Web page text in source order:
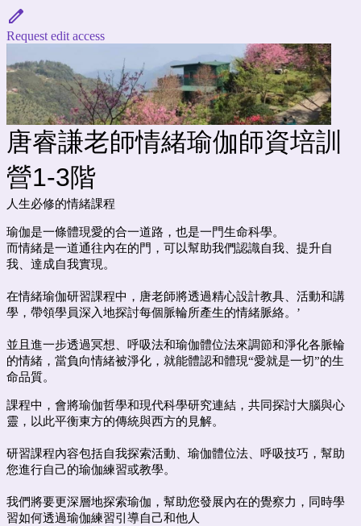
Request edit access
唐睿謙老師情緒瑜伽師資培訓
營1-3階
人生必修的情緒課程
瑜伽是一條體現愛的合一道路，也是一門生命科學。
而情緒是一道通往內在的門，可以幫助我們認識自我、提升自
我、達成自我實現。
在情緒瑜伽研習課程中，唐老師將透過精心設計教具、活動和講
學，帶領學員深入地探討每個脈輪所產生的情緒脈絡。’
並且進一步透過冥想、呼吸法和瑜伽體位法來調節和淨化各脈輪
的情緒，當負向情緒被淨化，就能體認和體現“愛就是一切”的生
命品質。
課程中，會將瑜伽哲學和現代科學研究連結，共同探討大腦與心
靈，以此平衡東方的傳統與西方的見解。
研習課程內容包括自我探索活動、瑜伽體位法、呼吸技巧，幫助
您進行自己的瑜伽練習或教學。
我們將要更深層地探索瑜伽，幫助您發展內在的覺察力，同時學
習如何透過瑜伽練習引導自己和他人